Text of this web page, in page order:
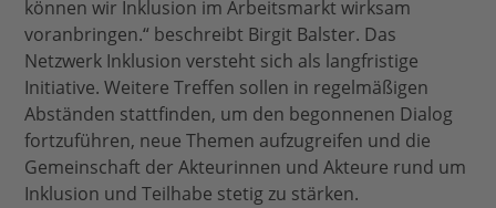
können wir Inklusion im Arbeitsmarkt wirksam
voranbringen.“ beschreibt Birgit Balster. Das
Netzwerk Inklusion versteht sich als langfristige
Initiative. Weitere Treffen sollen in regelmäßigen
Abständen stattfinden, um den begonnenen Dialog
fortzuführen, neue Themen aufzugreifen und die
Gemeinschaft der Akteurinnen und Akteure rund um
Inklusion und Teilhabe stetig zu stärken.